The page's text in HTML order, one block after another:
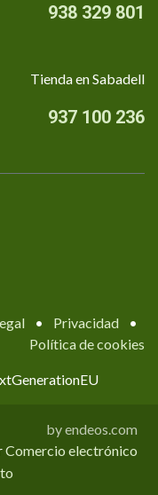
938 329 801
Tienda en Sabadell
937 100 236
• Privacidad
•
Política de cookies
by endeos.com
Comercio electrónico